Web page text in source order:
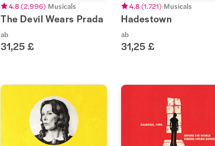
4.8(2.996) Musicals
The Devil Wears Prada
ab
31,25 £
4.8(1.721) Musicals
Hadestown
ab
31,25 £